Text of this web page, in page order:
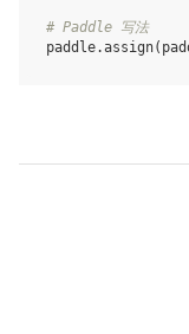
# Paddle 写法
paddle.assign(